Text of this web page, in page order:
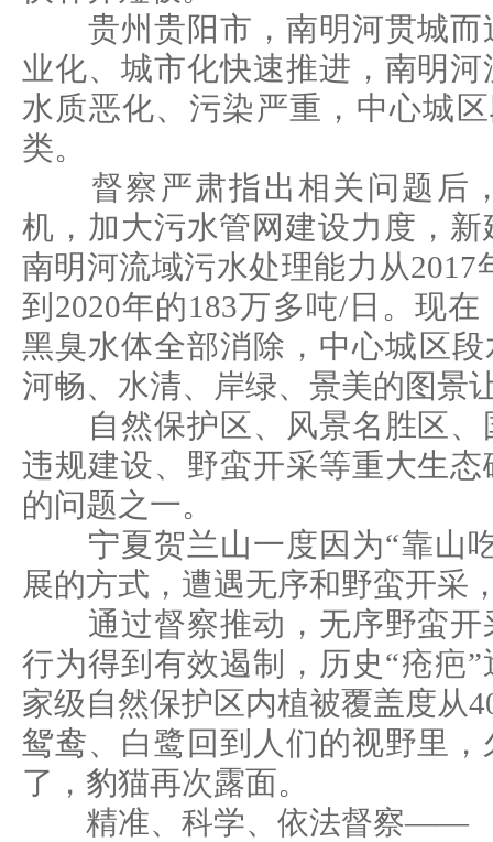
贵州贵阳市，南明河贯城而
业化、城市化快速推进，南明
水质恶化、污染严重，中心城
类。
督察严肃指出相关问题后
机，加大污水管网建设力度，
南明河流域污水处理能力从2017
到2020年的183万多吨/日。现
黑臭水体全部消除，中心城区
河畅、水清、岸绿、景美的图景
自然保护区、风景名胜区、
违规建设、野蛮开采等重大生
的问题之一。
宁夏贺兰山一度因为“靠山吃
展的方式，遭遇无序和野蛮开采
通过督察推动，无序野蛮开
行为得到有效遏制，历史“疮疤
家级自然保护区内植被覆盖度从
鸳鸯、白鹭回到人们的视野里
了，豹猫再次露面。
精准、科学、依法督察——